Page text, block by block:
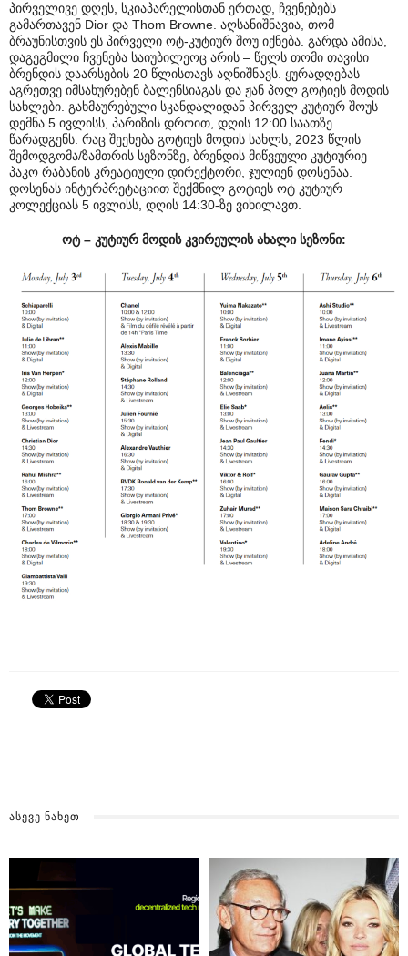
პირველივე დღეს, სკიაპარელისთან ერთად, ჩვენებებს
გამართავენ Dior და Thom Browne. აღსანიშნავია, თომ
ბრაუნისთვის ეს პირველი ოტ-კუტიურ შოუ იქნება. გარდა ამისა,
დაგეგმილი ჩვენება საიუბილეოც არის – წელს თომი თავისი
ბრენდის დაარსების 20 წლისთავს აღნიშნავს. ყურადღებას
აგრეთვე იმსახურებენ ბალენსიაგას და ჟან პოლ გოტიეს მოდის
სახლები. გახმაურებული სკანდალიდან პირველ კუტიურ შოუს
დემნა 5 ივლისს, პარიზის დროით, დღის 12:00 საათზე
წარადგენს. რაც შეეხება გოტიეს მოდის სახლს, 2023 წლის
შემოდგომა/ზამთრის სეზონზე, ბრენდის მიწვეული კუტიურიე
პაკო რაბანის კრეატიული დირექტორი, ჯულიენ დოსენაა.
დოსენას ინტერპრეტაციით შექმნილ გოტიეს ოტ კუტიურ
კოლექციას 5 ივლისს, დღის 14:30-ზე ვიხილავთ.
ოტ – კუტიურ მოდის კვირეულის ახალი სეზონი:
ᲐᲡᲔᲕᲔ ᲜᲐᲮᲔᲗ